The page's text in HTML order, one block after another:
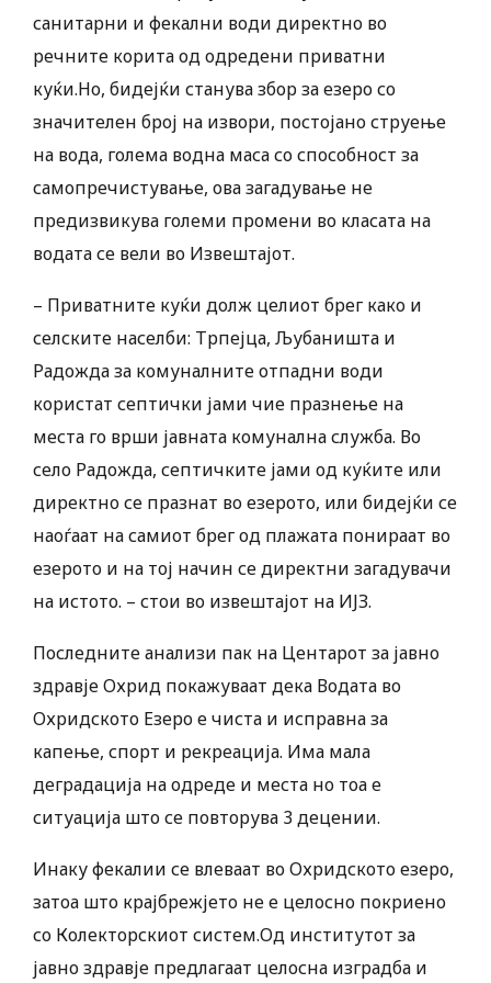
санитарни и фекални води директно во
речните корита од одредени приватни
куќи.Но, бидејќи станува збор за езеро со
значителен број на извори, постојано струење
на вода, голема водна маса со способност за
самопречистување, ова загадување не
предизвикува големи промени во класата на
водата се вели во Извештајот.
– Приватните куќи долж целиот брег како и
селските населби: Трпејца, Љубаништа и
Радожда за комуналните отпадни води
користат септички јами чие празнење на
места го врши јавната комунална служба. Во
село Радожда, септичките јами од куќите или
директно се празнат во езерото, или бидејќи се
наоѓаат на самиот брег од плажата понираат во
езерото и на тој начин се директни загадувачи
на истото. – стои во извештајот на ИЈЗ.
Последните анализи пак на Центарот за јавно
здравје Охрид покажуваат дека Водата во
Охридското Езеро е чиста и исправна за
капење, спорт и рекреација. Има мала
деградација на одреде и места но тоа е
ситуација што се повторува 3 децении.
Инаку фекалии се влеваат во Охридското езеро,
затоа што крајбрежјето не е целосно покриено
со Колекторскиот систем.Од институтот за
јавно здравје предлагаат целосна изградба и